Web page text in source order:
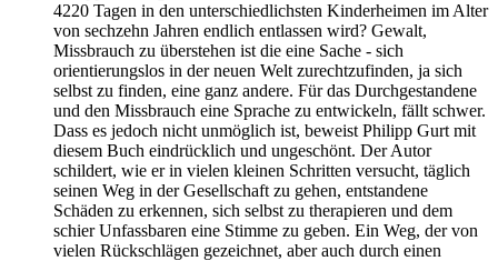
4220 Tagen in den unterschiedlichsten Kinderheimen im Alter
von sechzehn Jahren endlich entlassen wird? Gewalt,
Missbrauch zu überstehen ist die eine Sache - sich
orientierungslos in der neuen Welt zurechtzufinden, ja sich
selbst zu finden, eine ganz andere. Für das Durchgestandene
und den Missbrauch eine Sprache zu entwickeln, fällt schwer.
Dass es jedoch nicht unmöglich ist, beweist Philipp Gurt mit
diesem Buch eindrücklich und ungeschönt. Der Autor
schildert, wie er in vielen kleinen Schritten versucht, täglich
seinen Weg in der Gesellschaft zu gehen, entstandene
Schäden zu erkennen, sich selbst zu therapieren und dem
schier Unfassbaren eine Stimme zu geben. Ein Weg, der von
vielen Rückschlägen gezeichnet, aber auch durch einen